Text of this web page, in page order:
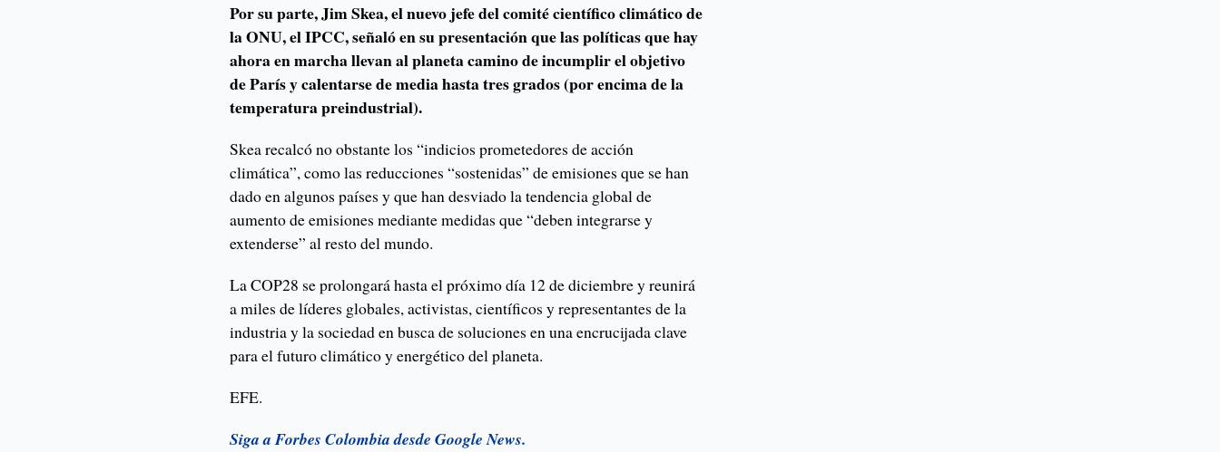
Por su parte, Jim Skea, el nuevo jefe del comité científico climático de
la ONU, el IPCC, señaló en su presentación que las políticas que hay
ahora en marcha llevan al planeta camino de incumplir el objetivo
de París y calentarse de media hasta tres grados (por encima de la
temperatura preindustrial).
Skea recalcó no obstante los “indicios prometedores de acción
climática”, como las reducciones “sostenidas” de emisiones que se han
dado en algunos países y que han desviado la tendencia global de
aumento de emisiones mediante medidas que “deben integrarse y
extenderse” al resto del mundo.
La COP28 se prolongará hasta el próximo día 12 de diciembre y reunirá
a miles de líderes globales, activistas, científicos y representantes de la
industria y la sociedad en busca de soluciones en una encrucijada clave
para el futuro climático y energético del planeta.
EFE.
Siga a Forbes Colombia desde Google News.